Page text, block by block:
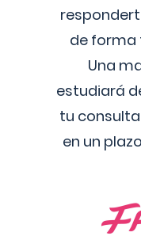
de
Una
estudiará
tu
en un